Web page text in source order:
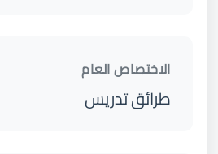
الاختصاص العام
طرائق تدريس